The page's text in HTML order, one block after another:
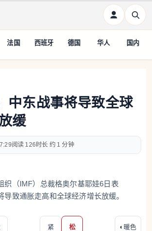
法国 西班牙 德国 华人 国内
中东战事将导致全球
缓
126 约 1 分钟
织（IMF）总裁格奥尔基耶娃6日表
导致通胀走高和全球经济增长放缓。
紧 松 ◐ 暖色